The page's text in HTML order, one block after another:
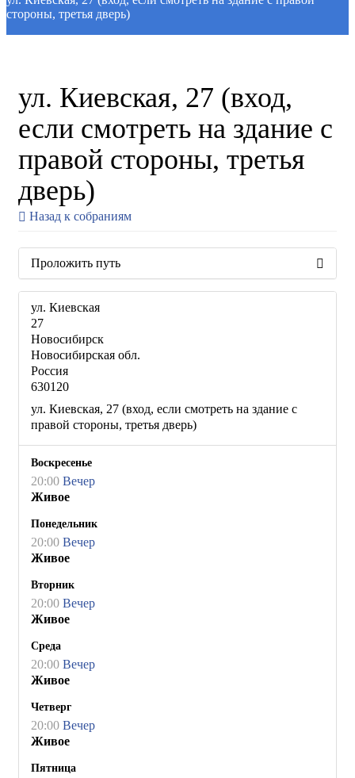
стороны, третья дверь)
ул. Киевская, 27 (вход,
если смотреть на здание с
правой стороны, третья
дверь)
Назад к собраниям
Проложить путь
ул. Киевская
27
Новосибирск
Новосибирская обл.
Россия
630120
ул. Киевская, 27 (вход, если смотреть на здание с
правой стороны, третья дверь)
Воскресенье
20:00 Вечер
Живое
Понедельник
20:00 Вечер
Живое
Вторник
20:00 Вечер
Живое
Среда
20:00 Вечер
Живое
Четверг
20:00 Вечер
Живое
Пятница